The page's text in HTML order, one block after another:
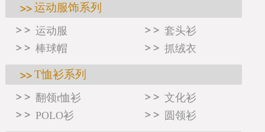
运动服饰系列
运动服
套头衫
棒球帽
抓绒衣
T恤衫系列
翻领t恤衫
文化衫
POLO衫
圆领衫